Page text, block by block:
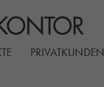
PRIVATKUNDEN